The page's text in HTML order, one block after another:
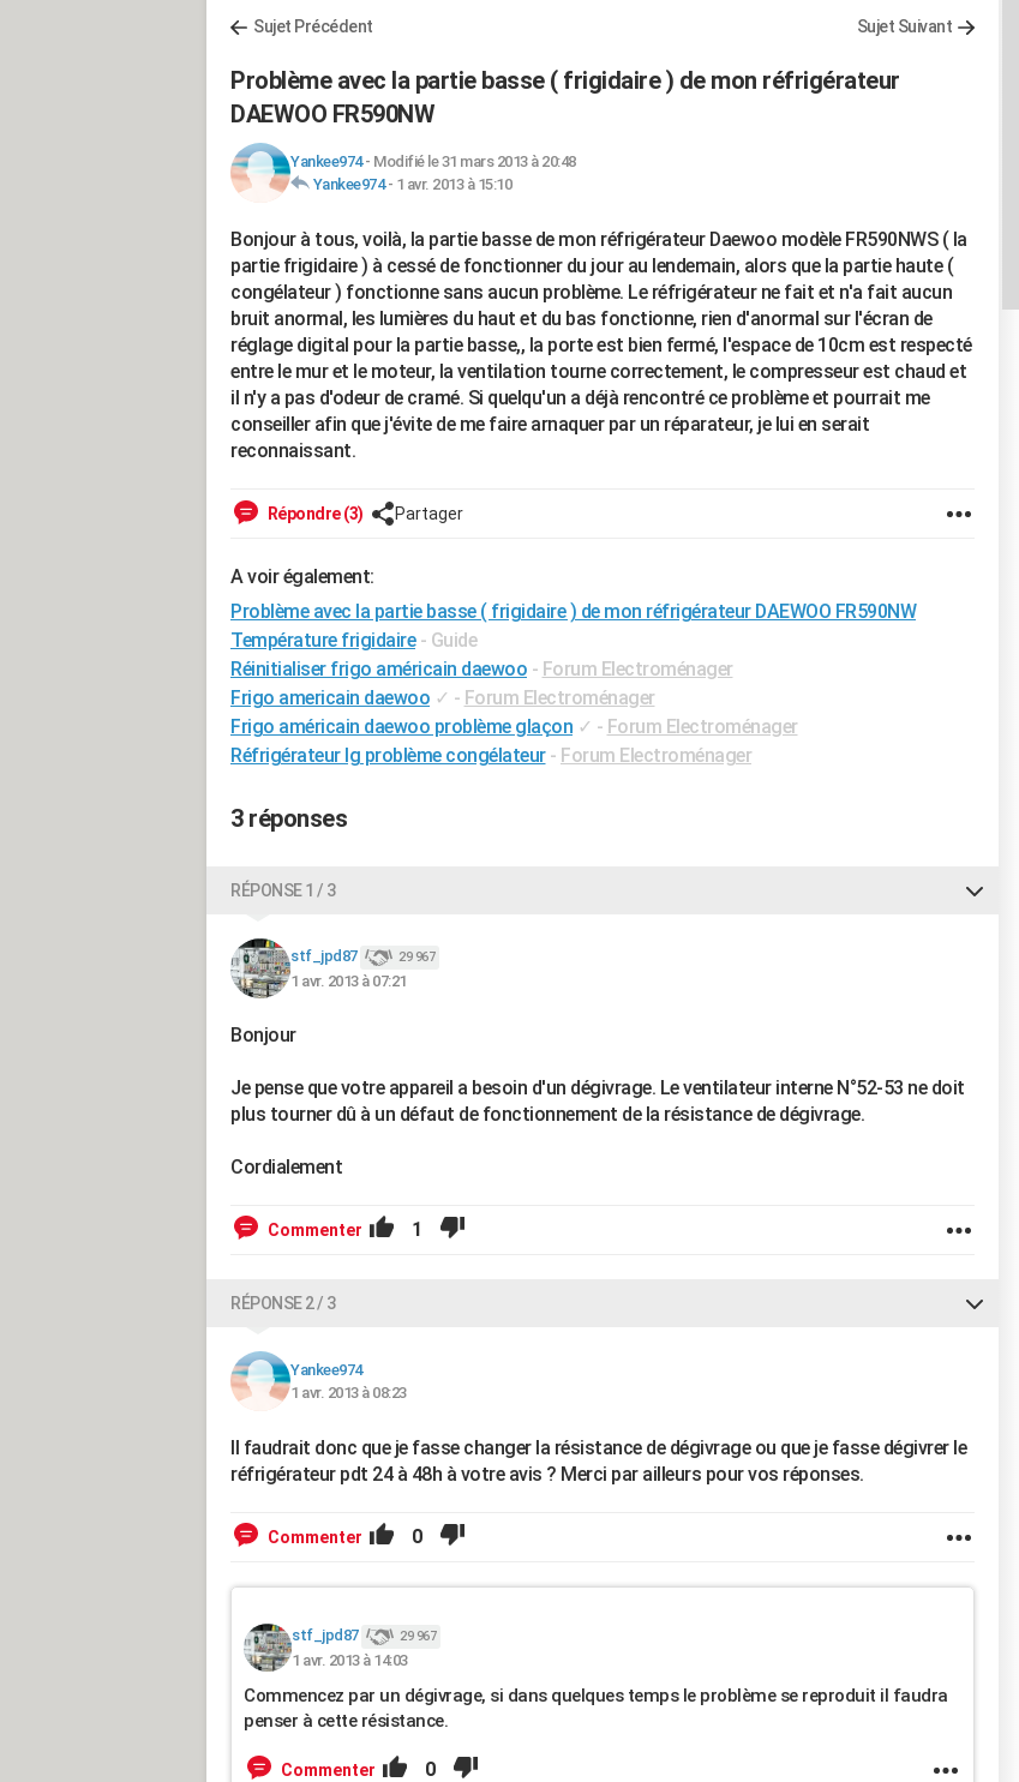
Sujet Précédent Sujet Suivant
Problème avec la partie basse ( frigidaire ) de mon réfrigérateur
DAEWOO FR590NW
Yankee974- Modifié le 31 mars 2013 à 20:48
Yankee974- 1 avr. 2013 à 15:10
Bonjour à tous, voilà, la partie basse de mon réfrigérateur Daewoo modèle FR590NWS ( la
partie frigidaire ) à cessé de fonctionner du jour au lendemain, alors que la partie haute (
congélateur ) fonctionne sans aucun problème. Le réfrigérateur ne fait et n'a fait aucun
bruit anormal, les lumières du haut et du bas fonctionne, rien d'anormal sur l'écran de
réglage digital pour la partie basse,, la porte est bien fermé, l'espace de 10cm est respecté
entre le mur et le moteur, la ventilation tourne correctement, le compresseur est chaud et
il n'y a pas d'odeur de cramé. Si quelqu'un a déjà rencontré ce problème et pourrait me
conseiller afin que j'évite de me faire arnaquer par un réparateur, je lui en serait
reconnaissant.
Répondre (3) Partager
A voir également:
Problème avec la partie basse ( frigidaire ) de mon réfrigérateur DAEWOO FR590NW
Température frigidaire - Guide
Réinitialiser frigo américain daewoo - Forum Electroménager
Frigo americain daewoo ✓ - Forum Electroménager
Frigo américain daewoo problème glaçon ✓ - Forum Electroménager
Réfrigérateur lg problème congélateur - Forum Electroménager
3 réponses
RÉPONSE 1 / 3
stf_jpd87 29 967
1 avr. 2013 à 07:21
Bonjour
Je pense que votre appareil a besoin d'un dégivrage. Le ventilateur interne N°52-53 ne doit
plus tourner dû à un défaut de fonctionnement de la résistance de dégivrage.
Cordialement
Commenter 1
RÉPONSE 2 / 3
Yankee974
1 avr. 2013 à 08:23
Il faudrait donc que je fasse changer la résistance de dégivrage ou que je fasse dégivrer le
réfrigérateur pdt 24 à 48h à votre avis ? Merci par ailleurs pour vos réponses.
Commenter 0
stf_jpd87 29 967
1 avr. 2013 à 14:03
Commencez par un dégivrage, si dans quelques temps le problème se reproduit il faudra
penser à cette résistance.
Commenter 0